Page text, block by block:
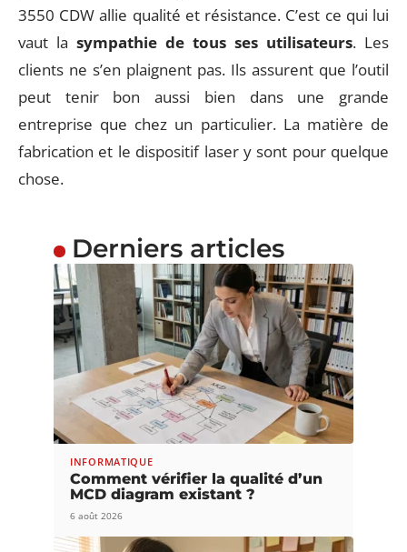
3550 CDW allie qualité et résistance. C’est ce qui lui
vaut la sympathie de tous ses utilisateurs. Les
clients ne s’en plaignent pas. Ils assurent que l’outil
peut tenir bon aussi bien dans une grande
entreprise que chez un particulier. La matière de
fabrication et le dispositif laser y sont pour quelque
chose.
Derniers articles
INFORMATIQUE
Comment vérifier la qualité d’un
MCD diagram existant ?
6 août 2026